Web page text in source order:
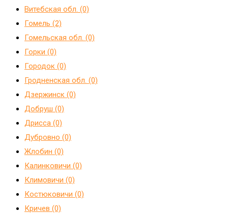
Витебская обл. (0)
Гомель (2)
Гомельская обл. (0)
Горки (0)
Городок (0)
Гродненская обл. (0)
Дзержинск (0)
Добруш (0)
Дрисса (0)
Дубровно (0)
Жлобин (0)
Калинковичи (0)
Климовичи (0)
Костюковичи (0)
Кричев (0)